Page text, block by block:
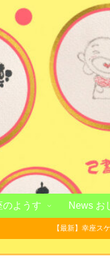
のようす News お
【最新】幸座ス